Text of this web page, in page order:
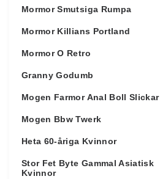
Mormor Smutsiga Rumpa
Mormor Killians Portland
Mormor O Retro
Granny Godumb
Mogen Farmor Anal Boll Slickar
Mogen Bbw Twerk
Heta 60-åriga Kvinnor
Stor Fet Byte Gammal Asiatisk
Kvinnor